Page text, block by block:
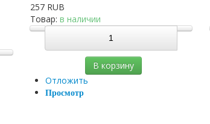
257 RUB
Товар:в наличии
В корзину
Отложить
Просмотр